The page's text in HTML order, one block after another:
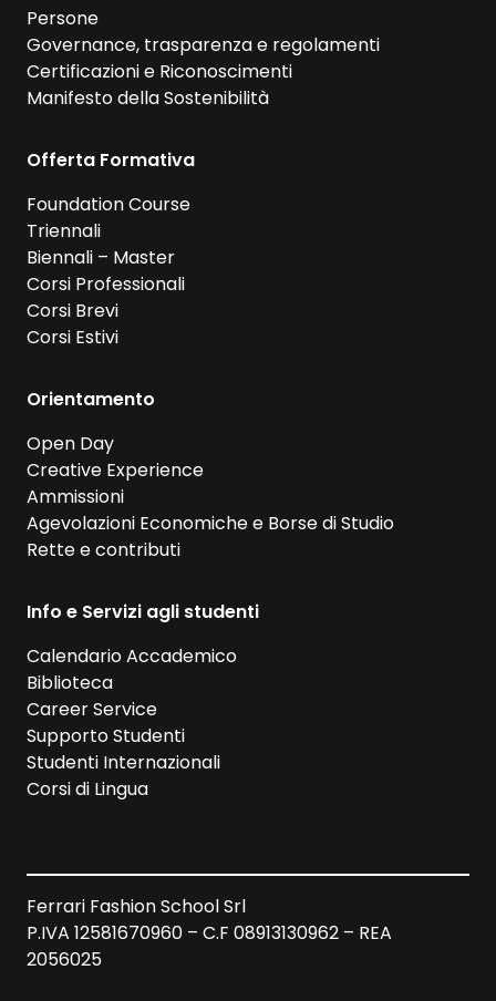
Persone
Governance, trasparenza e regolamenti
Certificazioni e Riconoscimenti
Manifesto della Sostenibilità
Offerta Formativa
Foundation Course
Triennali
Biennali – Master
Corsi Professionali
Corsi Brevi
Corsi Estivi
Orientamento
Open Day
Creative Experience
Ammissioni
Agevolazioni Economiche e Borse di Studio
Rette e contributi
Info e Servizi agli studenti
Calendario Accademico
Biblioteca
Career Service
Supporto Studenti
Studenti Internazionali
Corsi di Lingua
Ferrari Fashion School Srl
P.IVA 12581670960 – C.F 08913130962 – REA
2056025